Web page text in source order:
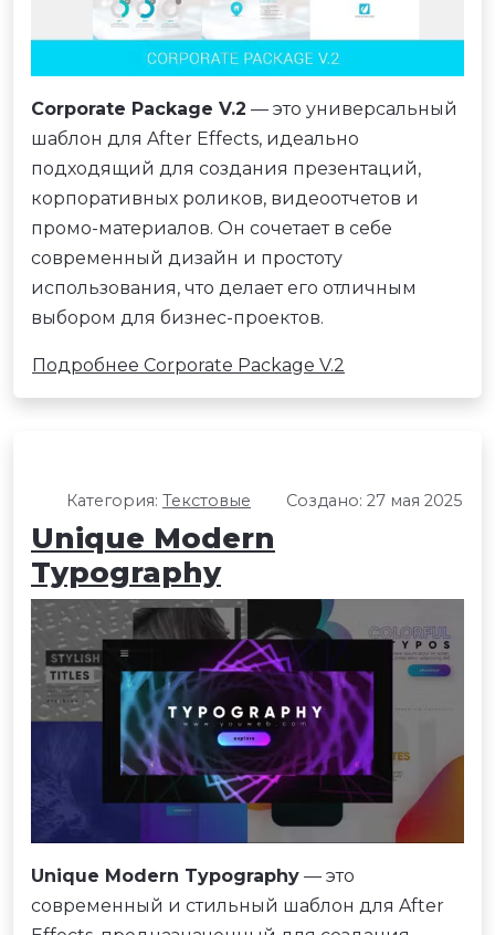
Corporate Package V.2 — это универсальный
шаблон для After Effects, идеально
подходящий для создания презентаций,
корпоративных роликов, видеоотчетов и
промо-материалов. Он сочетает в себе
современный дизайн и простоту
использования, что делает его отличным
выбором для бизнес-проектов.
Подробнее Corporate Package V.2
Категория: Текстовые Создано: 27 мая 2025
Unique Modern
Typography
Unique Modern Typography — это
современный и стильный шаблон для After